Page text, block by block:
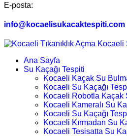
E-posta:
info@kocaelisukacaktespiti.com
Ana Sayfa
Su Kaçağı Tespiti
Kocaeli Kaçak Su
Kocaeli Su Kaçağı
Kocaeli Robotla Kaçak
Kocaeli Kameralı Su
Kocaeli Su Kaçağı
Kocaeli Kırmadan Su
Kocaeli Tesisatta Su